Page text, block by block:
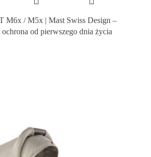
M6x / M5x | Mast Swiss Design –
od pierwszego dnia życia